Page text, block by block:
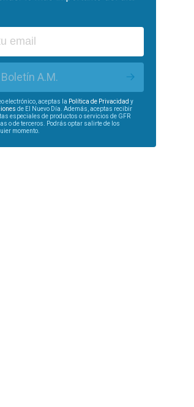
A.M.
electrónico, aceptas la Política de Privacidad y
de El Nuevo Día. Además, aceptas recibir
especiales de productos o servicios de GFR
o de terceros. Podrás optar salirte de los
momento.